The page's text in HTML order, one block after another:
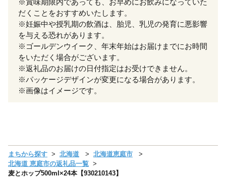
だくことをおすすめいたします。
※妊娠中や授乳期の飲酒は、胎児、乳児の発育に悪影響
を与える恐れがあります。
※ゴールデンウイーク、年末年始はお届けまでにお時間
をいただく場合がございます。
※返礼品のお届けの日付指定はお受けできません。
※パッケージデザインが変更になる場合があります。
※画像はイメージです。
まちから探す 北海道
北海道恵庭市
北海道 恵庭市の返礼品一覧
麦とホップ500ml×24本【930210143】